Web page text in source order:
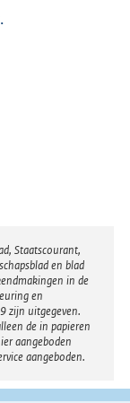
Staatscourant,
en blad
in de
en
zijn uitgegeven.
de in papieren
aangeboden
aangeboden.